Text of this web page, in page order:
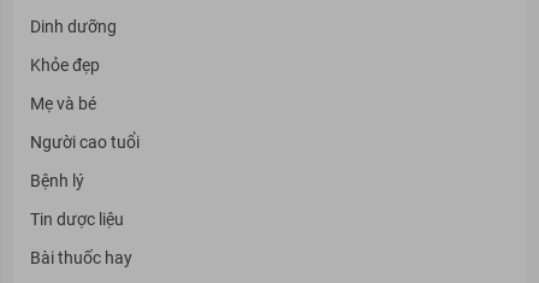
Dinh dưỡng
Khỏe đẹp
Mẹ và bé
Người cao tuổi
Bệnh lý
Tin dược liệu
Bài thuốc hay